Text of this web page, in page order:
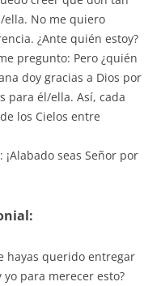
ella. No me quiero
¿Ante quién estoy?
pregunto: Pero ¿quién
doy gracias a Dios por
para él/ella. Así, cada
los Cielos entre
seas Señor por
hayas querido entregar
para merecer esto?